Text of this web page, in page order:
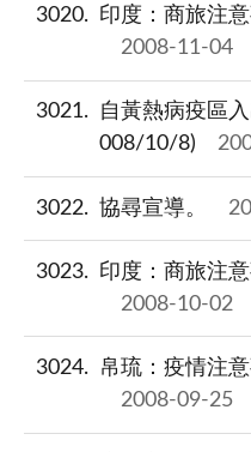
3020
印度：商旅注
2008-11-04
3021
自黃熱病疫區
008/10/8)
3022 協尋宣導。
3023
印度：商旅注
2008-10-02
3024
帛琉：疫情注
2008-09-25